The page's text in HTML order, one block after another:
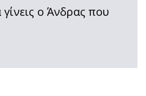
ο Άνδρας που